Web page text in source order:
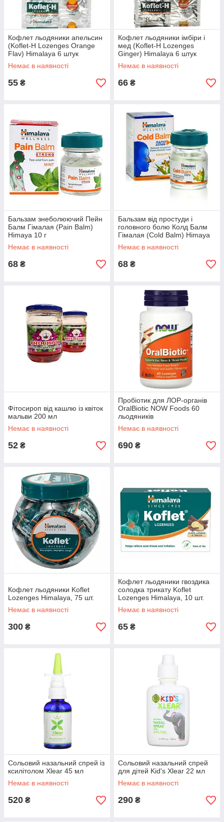
Кофлет льодяники апельсин
(Koflet-H Lozenges Orange
Flav) Himalaya 6 штук
Немає в наявності
55 ₴
Кофлет льодяники імбіри і
мед (Koflet-H Lozenges
Ginger) Himalaya 6 штук
Немає в наявності
66 ₴
Бальзам знеболюючий Пейн
Балм Гімалая (Pain Balm)
Himaya 10 г
Немає в наявності
68 ₴
Бальзам від простуди і
головного болю Колд Балм
Гімалая (Cold Balm) Himaya
10 г
Немає в наявності
68 ₴
Фітосироп від кашлю із квіток
мальви 200 мл
Немає в наявності
52 ₴
Пробіотик для ЛОР-органів
OralBiotic NOW Foods 60
льодяників
Немає в наявності
690 ₴
Кофлет льодяники Koflet
Lozenges Himalaya, 75 шт.
Немає в наявності
300 ₴
Кофлет льодяники гвоздика
солодка трикату Koflet
Lozenges Himalaya, 10 шт.
Немає в наявності
65 ₴
Сольовий назальний спрей із
ксилітолом Xlear 45 мл
Немає в наявності
520 ₴
Сольовий назальний спрей
для дітей Kid's Xlear 22 мл
Немає в наявності
290 ₴